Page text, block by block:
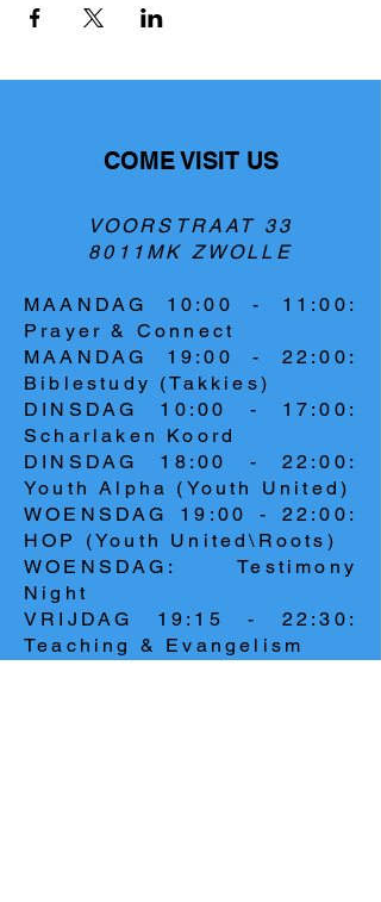
COME VISIT US
VOORSTRAAT 33
8011MK ZWOLLE
MAANDAG 10:00 - 11:00:
Prayer & Connect
MAANDAG 19:00 - 22:00:
Biblestudy (Takkies)
DINSDAG 10:00 - 17:00:
Scharlaken Koord
DINSDAG 18:00 - 22:00:
Youth Alpha (Youth United)
WOENSDAG 19:00 - 22:00:
HOP (Youth United\Roots)
WOENSDAG: Testimony
Night
VRIJDAG 19:15 - 22:30:
Teaching & Evangelism